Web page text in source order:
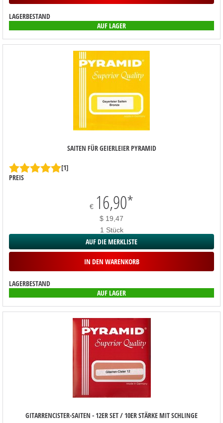
LAGERBESTAND
AUF LAGER
SAITEN FÜR GEIERLEIER PYRAMID
[1]
PREIS
€ 16,90*
$ 19,47
1 Stück
AUF DIE MERKLISTE
IN DEN WARENKORB
LAGERBESTAND
AUF LAGER
GITARRENCISTER-SAITEN - 12ER SET / 10ER STÄRKE MIT SCHLINGE